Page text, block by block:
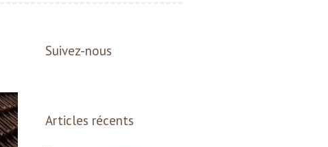
Suivez-nous
Articles récents